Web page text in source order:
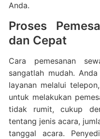
Anda.
Proses
dan Cepat
Cara pemesanan
sangatlah mudah.
layanan melalui
untuk melakukan
tidak rumit, cukup
tentang jenis acara,
tanggal acara.